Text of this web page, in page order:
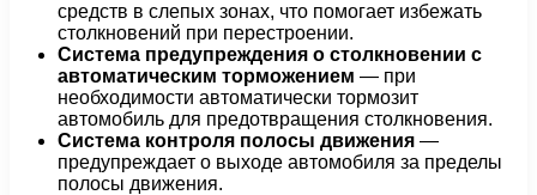
средств в слепых зонах, что помогает избежать
столкновений при перестроении.
Система предупреждения о столкновении с
автоматическим торможением — при
необходимости автоматически тормозит
автомобиль для предотвращения столкновения.
Система контроля полосы движения —
предупреждает о выходе автомобиля за пределы
полосы движения.